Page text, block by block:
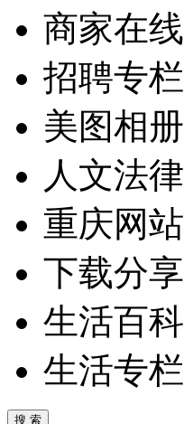
商家在线
招聘专栏
美图相册
人文法律
重庆网站
下载分享
生活百科
生活专栏